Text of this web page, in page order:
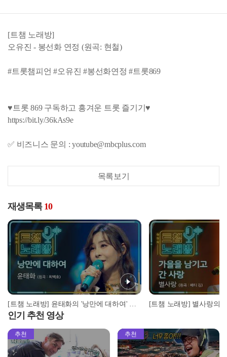
[트챔 노래방]
오유진 - 봉선화 연정 (원곡: 현철)
#트롯챔피언 #오유진 #봉선화연정 #트롯869
♥트롯 869 구독하고 흥겨운 트롯 즐기기♥
https://bit.ly/36kAs9e
✅ 비즈니스 문의 : youtube@mbcplus.com
목록보기
재생목록 10
[트챔 노래방] 윤태화의 '낭만에 대하여' ♬ (원곡 : 최백호) l 트롯챔피언 l EP.03
인기 추천 영상
추천 추천